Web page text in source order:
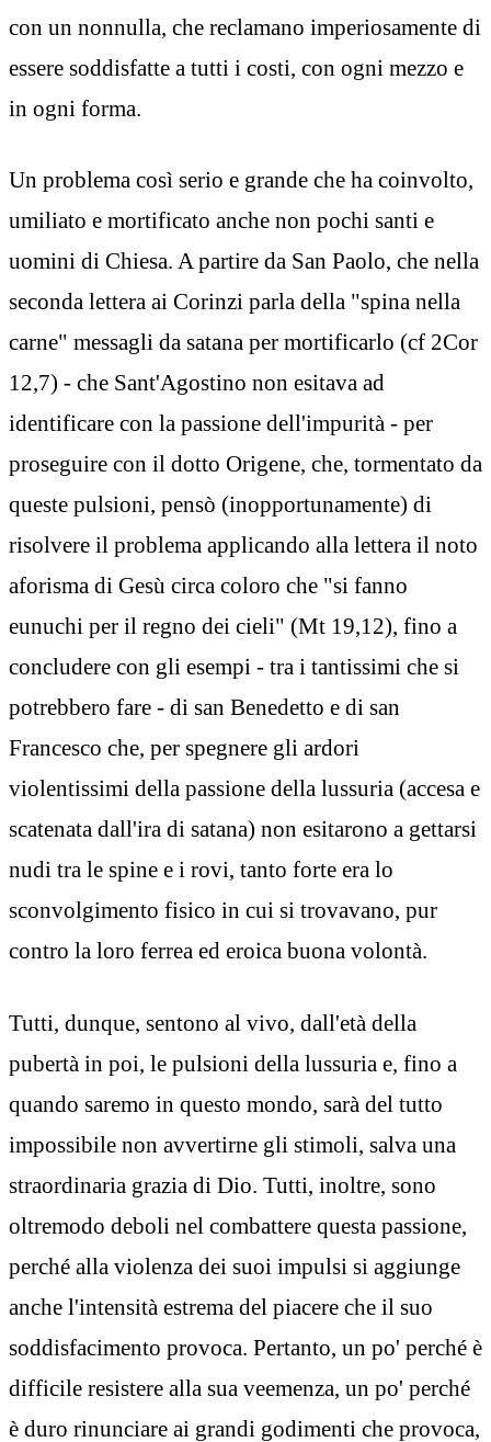
con un nonnulla, che reclamano imperiosamente di
essere soddisfatte a tutti i costi, con ogni mezzo e
in ogni forma.
Un problema così serio e grande che ha coinvolto,
umiliato e mortificato anche non pochi santi e
uomini di Chiesa. A partire da San Paolo, che nella
seconda lettera ai Corinzi parla della "spina nella
carne" messagli da satana per mortificarlo (cf 2Cor
12,7) - che Sant'Agostino non esitava ad
identificare con la passione dell'impurità - per
proseguire con il dotto Origene, che, tormentato da
queste pulsioni, pensò (inopportunamente) di
risolvere il problema applicando alla lettera il noto
aforisma di Gesù circa coloro che "si fanno
eunuchi per il regno dei cieli" (Mt 19,12), fino a
concludere con gli esempi - tra i tantissimi che si
potrebbero fare - di san Benedetto e di san
Francesco che, per spegnere gli ardori
violentissimi della passione della lussuria (accesa e
scatenata dall'ira di satana) non esitarono a gettarsi
nudi tra le spine e i rovi, tanto forte era lo
sconvolgimento fisico in cui si trovavano, pur
contro la loro ferrea ed eroica buona volontà.
Tutti, dunque, sentono al vivo, dall'età della
pubertà in poi, le pulsioni della lussuria e, fino a
quando saremo in questo mondo, sarà del tutto
impossibile non avvertirne gli stimoli, salva una
straordinaria grazia di Dio. Tutti, inoltre, sono
oltremodo deboli nel combattere questa passione,
perché alla violenza dei suoi impulsi si aggiunge
anche l'intensità estrema del piacere che il suo
soddisfacimento provoca. Pertanto, un po' perché è
difficile resistere alla sua veemenza, un po' perché
è duro rinunciare ai grandi godimenti che provoca,